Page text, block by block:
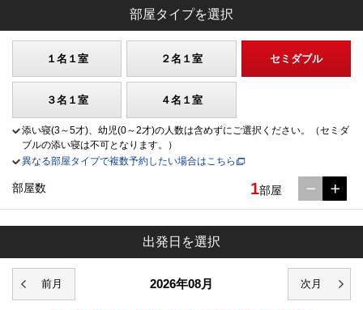
部屋タイプを選択
１名１室 ２名１室 セミダブル
３名１室 ４名１室
添い寝(3～5才)、幼児(0～2才)の人数は含めずにご選択ください。（セミダ
ブルの添い寝は不可となります。）
異なる部屋タイプで複数予約したい場合はこちら
部屋数 1部屋
出発日を選択
2026年08月